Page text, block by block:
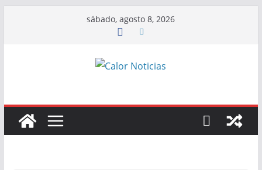
sábado, agosto 8, 2026